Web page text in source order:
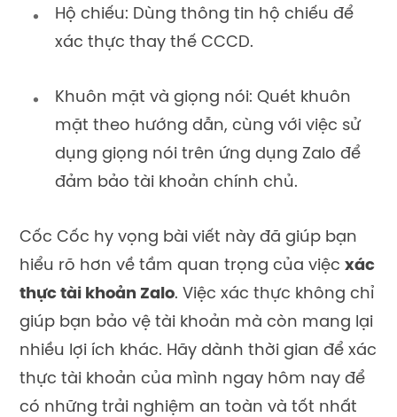
Hộ chiếu: Dùng thông tin hộ chiếu để
xác thực thay thế CCCD.
Khuôn mặt và giọng nói: Quét khuôn
mặt theo hướng dẫn, cùng với việc sử
dụng giọng nói trên ứng dụng Zalo để
đảm bảo tài khoản chính chủ.
Cốc Cốc hy vọng bài viết này đã giúp bạn
hiểu rõ hơn về tầm quan trọng của việc xác
thực tài khoản Zalo. Việc xác thực không chỉ
giúp bạn bảo vệ tài khoản mà còn mang lại
nhiều lợi ích khác. Hãy dành thời gian để xác
thực tài khoản của mình ngay hôm nay để
có những trải nghiệm an toàn và tốt nhất